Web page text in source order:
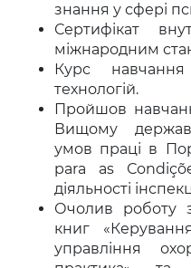
знання у сфері
Сертифікат
міжнародним
Курс
технологій.
Пройшов
Вищому
умов праці в
para as
діяльності
Очолив роботу
книг
управління